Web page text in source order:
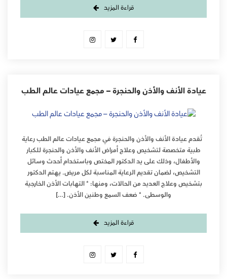
قراءة المزيد
عيادة الأنف والأذن والحنجرة – مجمع عيادات عالم الطب
تُقدم عيادة الأنف والأذن والحنجرة في مجمع عيادات عالم الطب رعاية
طبية متخصصة لتشخيص وعلاج أمراض الأنف والأذن والحنجرة للكبار
والأطفال، وذلك على يد الدكتور المختص وباستخدام أحدث وسائل
التشخيص، لضمان تقديم الرعاية المناسبة لكل مريض. يهتم الدكتور
بتشخيص وعلاج العديد من الحالات، ومنها: * التهابات الأذن الخارجية
والوسطى. * ضعف السمع وطنين الأذن. […]
قراءة المزيد